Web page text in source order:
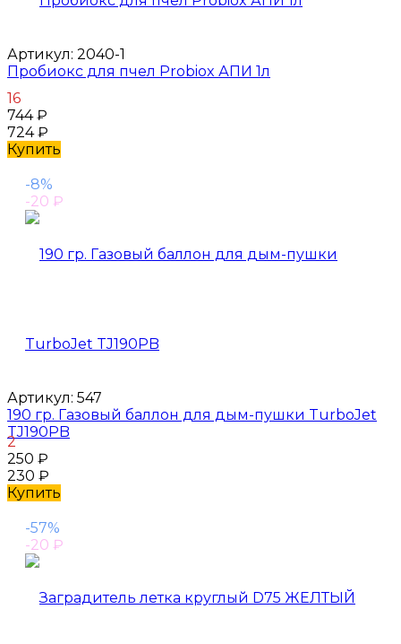
Артикул: 2040-1
Пробиокс для пчел Probiox АПИ 1л
16
744₽
724₽
Купить
-8%
-20 ₽
Артикул: 547
190 гр. Газовый баллон для дым-пушки TurboJet
TJ190PB
2
250 ₽
230 ₽
Купить
-57%
-20 ₽